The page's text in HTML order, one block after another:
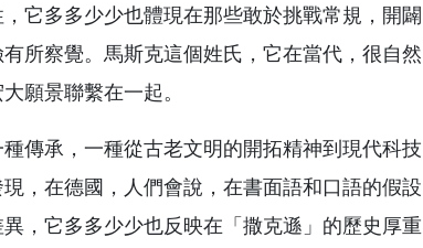
它多多少少也體現在那些敢於挑戰常規，開闢
所察覺。馬斯克這個姓氏，它在當代，很自然
願景聯繫在一起。
傳承，一種從古老文明的開拓精神到現代科技
，在德國，人們會說，在書面語和口語的假設
，它多多少少也反映在「撒克遜」的歷史厚重